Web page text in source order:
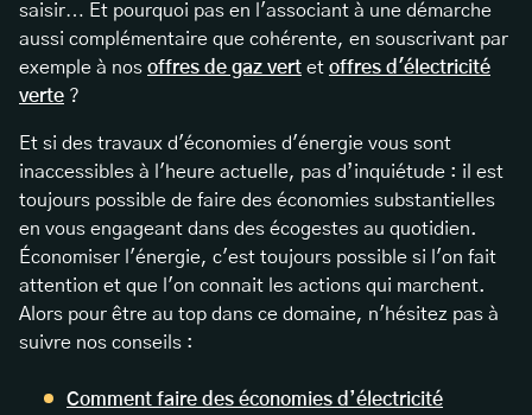
saisir… Et pourquoi pas en l'associant à une démarche
aussi complémentaire que cohérente, en souscrivant par
exemple à nos offres de gaz vert et offres d'électricité
verte ?
Et si des travaux d'économies d'énergie vous sont
inaccessibles à l'heure actuelle, pas d’inquiétude : il est
toujours possible de faire des économies substantielles
en vous engageant dans des écogestes au quotidien.
Économiser l'énergie, c'est toujours possible si l'on fait
attention et que l'on connait les actions qui marchent.
Alors pour être au top dans ce domaine, n'hésitez pas à
suivre nos conseils :
Comment faire des économies d’électricité